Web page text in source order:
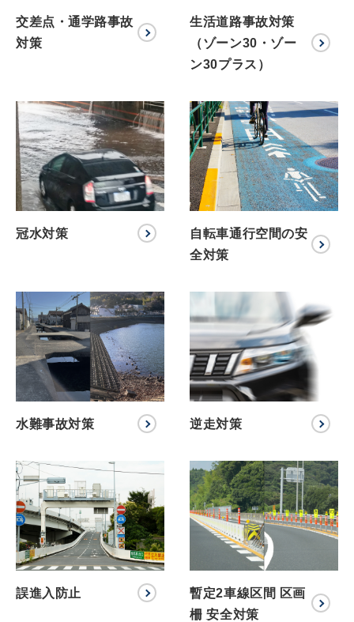
交差点・通学路事故
対策
生活道路事故対策
（ゾーン30・ゾー
ン30プラス）
冠水対策
自転車通行空間の安
全対策
水難事故対策 逆走対策
誤進入防止
暫定2車線区間 区画
柵 安全対策